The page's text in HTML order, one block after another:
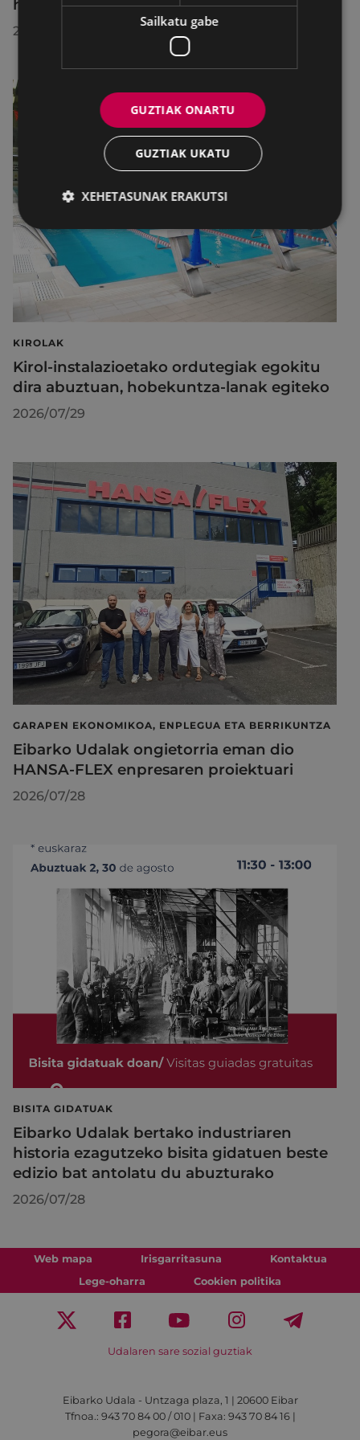
herrira egin duen bisitan
2026/07/30
KIROLAK
Kirol-instalazioetako ordutegiak egokitu
dira abuztuan, hobekuntza-lanak egiteko
2026/07/29
GARAPEN EKONOMIKOA, ENPLEGUA ETA BERRIKUNTZA
Eibarko Udalak ongietorria eman dio
HANSA-FLEX enpresaren proiektuari
2026/07/28
BISITA GIDATUAK
Eibarko Udalak bertako industriaren
historia ezagutzeko bisita gidatuen beste
edizio bat antolatu du abuzturako
2026/07/28
Web mapa Irisgarritasuna
Kontaktua
Lege-oharra
Cookien politika
Udalaren sare sozial guztiak
Eibarko Udala - Untzaga plaza, 1 | 20600 Eibar
Tfnoa.: 943 70 84 00 / 010 | Faxa: 943 70 84 16 |
pegora@eibar.eus
Sailkatu gabe
GUZTIAK ONARTU
GUZTIAK UKATU
XEHETASUNAK ERAKUTSI